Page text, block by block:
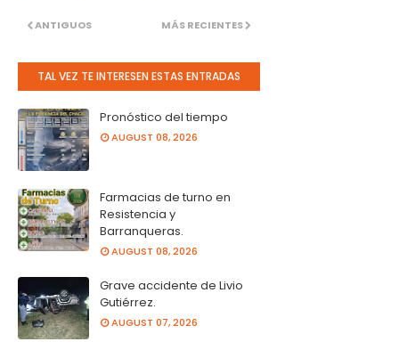
MÁS RECIENTES
ANTIGUOS
TAL VEZ TE INTERESEN ESTAS ENTRADAS
Pronóstico del tiempo
AUGUST 08, 2026
Farmacias de turno en
Resistencia y
Barranqueras.
AUGUST 08, 2026
Grave accidente de Livio
Gutiérrez.
AUGUST 07, 2026